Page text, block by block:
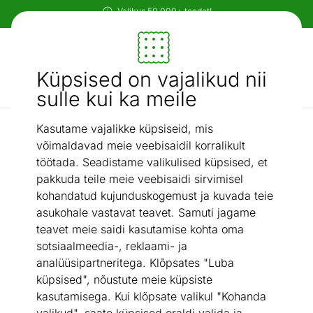
Küpsised on vajalikud nii
sulle kui ka meile
Kasutame vajalikke küpsiseid, mis
võimaldavad meie veebisaidil korralikult
töötada. Seadistame valikulised küpsised, et
pakkuda teile meie veebisaidi sirvimisel
kohandatud kujunduskogemust ja kuvada teie
asukohale vastavat teavet. Samuti jagame
teavet meie saidi kasutamise kohta oma
sotsiaalmeedia-, reklaami- ja
analüüsipartneritega. Klõpsates "Luba
küpsised", nõustute meie küpsiste
kasutamisega. Kui klõpsate valikul "Kohanda
Mööbel ja sisustus - ON24
Otsi...
AI otsing
Praetaldrikud / Taldrik Baita Ø 27 cm, 6 tk